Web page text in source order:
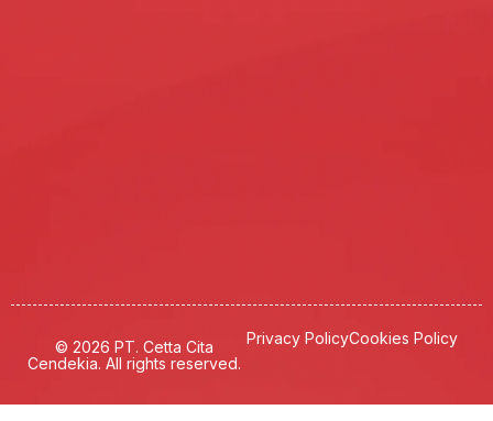
© 2026 PT. Cetta Cita
Cendekia. All rights reserved.
Privacy PolicyCookies Policy